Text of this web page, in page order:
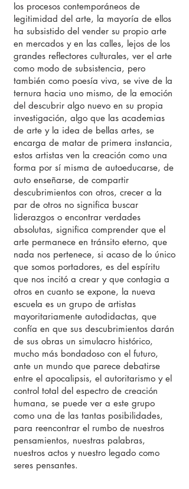
los procesos contemporáneos de
legitimidad del arte, la mayoría de ellos
ha subsistido del vender su propio arte
en mercados y en las calles, lejos de los
grandes reflectores culturales, ver el arte
como modo de subsistencia, pero
también como poesía viva, se vive de la
ternura hacia uno mismo, de la emoción
del descubrir algo nuevo en su propia
investigación, algo que las academias
de arte y la idea de bellas artes, se
encarga de matar de primera instancia,
estos artistas ven la creación como una
forma por sí misma de autoeducarse, de
auto enseñarse, de compartir
descubrimientos con otros, crecer a la
par de otros no significa buscar
liderazgos o encontrar verdades
absolutas, significa comprender que el
arte permanece en tránsito eterno, que
nada nos pertenece, si acaso de lo único
que somos portadores, es del espíritu
que nos incitó a crear y que contagia a
otros en cuanto se expone, la nueva
escuela es un grupo de artistas
mayoritariamente autodidactas, que
confía en que sus descubrimientos darán
de sus obras un simulacro histórico,
mucho más bondadoso con el futuro,
ante un mundo que parece debatirse
entre el apocalipsis, el autoritarismo y el
control total del espectro de creación
humana, se puede ver a este grupo
como una de las tantas posibilidades,
para reencontrar el rumbo de nuestros
pensamientos, nuestras palabras,
nuestros actos y nuestro legado como
seres pensantes.